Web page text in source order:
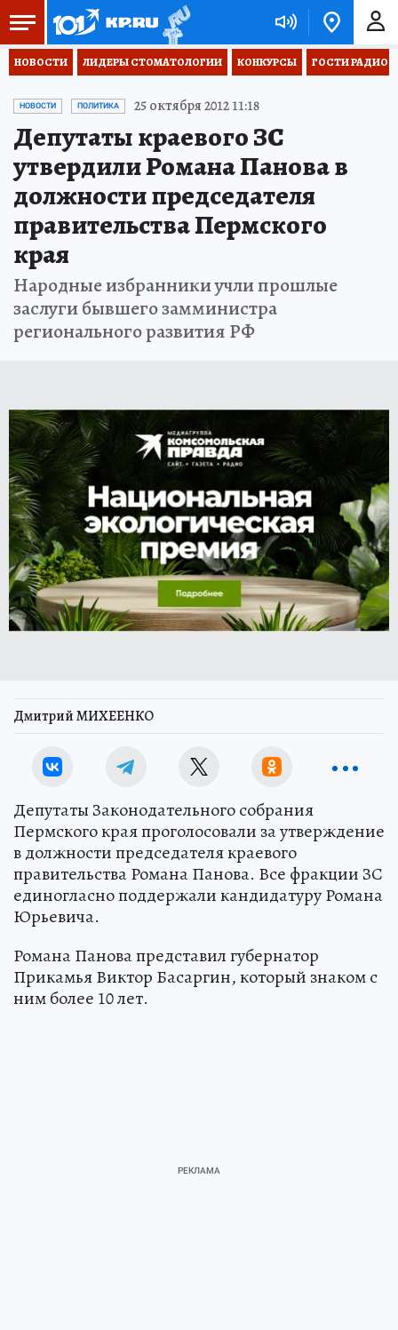
НОВОСТИ ЛИДЕРЫ СТОМАТОЛОГИИ КОНКУРСЫ ГОСТИ РАДИО
НОВОСТИ ПОЛИТИКА 25 октября 2012 11:18
Депутаты краевого ЗС
утвердили Романа Панова в
должности председателя
правительства Пермского
края
Народные избранники учли прошлые
заслуги бывшего замминистра
регионального развития РФ
Дмитрий МИХЕЕНКО
Депутаты Законодательного собрания
Пермского края проголосовали за утверждение
в должности председателя краевого
правительства Романа Панова. Все фракции ЗС
единогласно поддержали кандидатуру Романа
Юрьевича.
Романа Панова представил губернатор
Прикамья Виктор Басаргин, который знаком с
ним более 10 лет.